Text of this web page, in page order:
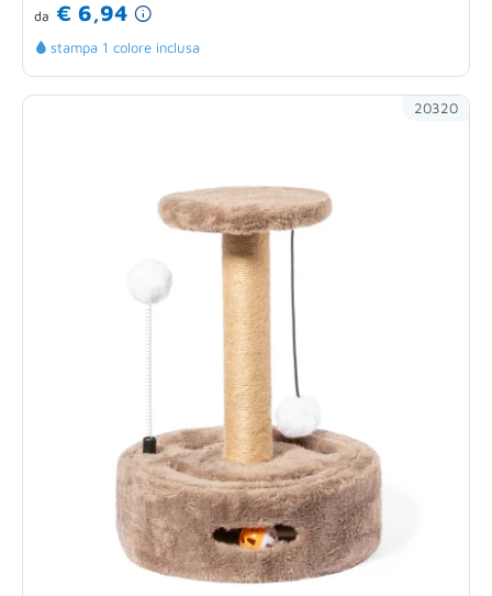
da € 6,94
stampa 1 colore inclusa
20320